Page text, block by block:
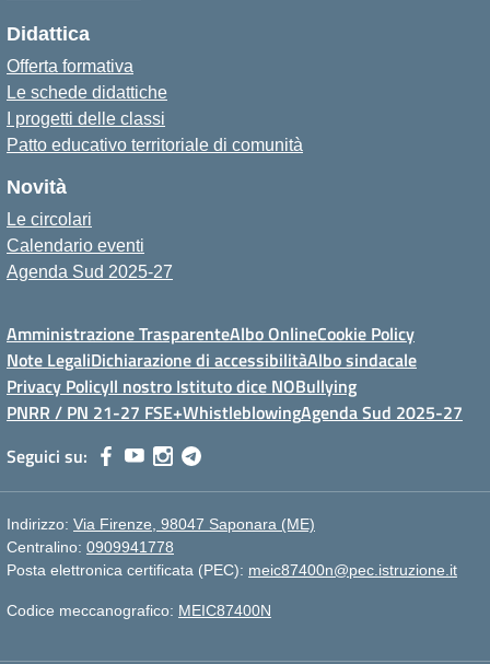
Didattica
Offerta formativa
Le schede didattiche
I progetti delle classi
Patto educativo territoriale di comunità
Novità
Le circolari
Calendario eventi
Agenda Sud 2025-27
Amministrazione TrasparenteAlbo OnlineCookie Policy
Note LegaliDichiarazione di accessibilitàAlbo sindacale
Privacy PolicyIl nostro Istituto dice NOBullying
PNRR / PN 21-27 FSE+WhistleblowingAgenda Sud 2025-27
Seguici su:
Indirizzo: Via Firenze, 98047 Saponara (ME)
Centralino: 0909941778
Posta elettronica certificata (PEC): meic87400n@pec.istruzione.it
Codice meccanografico: MEIC87400N